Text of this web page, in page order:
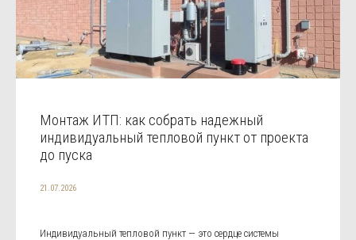
Монтаж ИТП: как собрать надежный
индивидуальный тепловой пункт от проекта
до пуска
21.07.2026
Индивидуальный тепловой пункт — это сердце системы